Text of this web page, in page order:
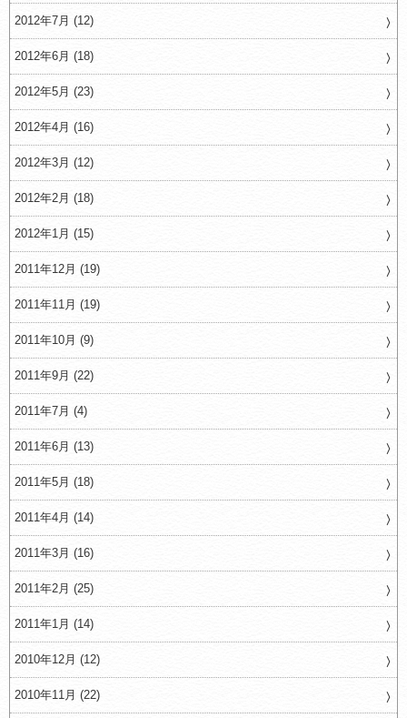
2012年7月 (12)
2012年6月 (18)
2012年5月 (23)
2012年4月 (16)
2012年3月 (12)
2012年2月 (18)
2012年1月 (15)
2011年12月 (19)
2011年11月 (19)
2011年10月 (9)
2011年9月 (22)
2011年7月 (4)
2011年6月 (13)
2011年5月 (18)
2011年4月 (14)
2011年3月 (16)
2011年2月 (25)
2011年1月 (14)
2010年12月 (12)
2010年11月 (22)